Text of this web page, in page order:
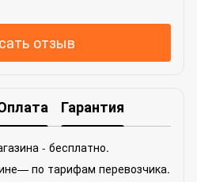
отзыв
Гарантия
- бесплатно.
по тарифам перевозчика.